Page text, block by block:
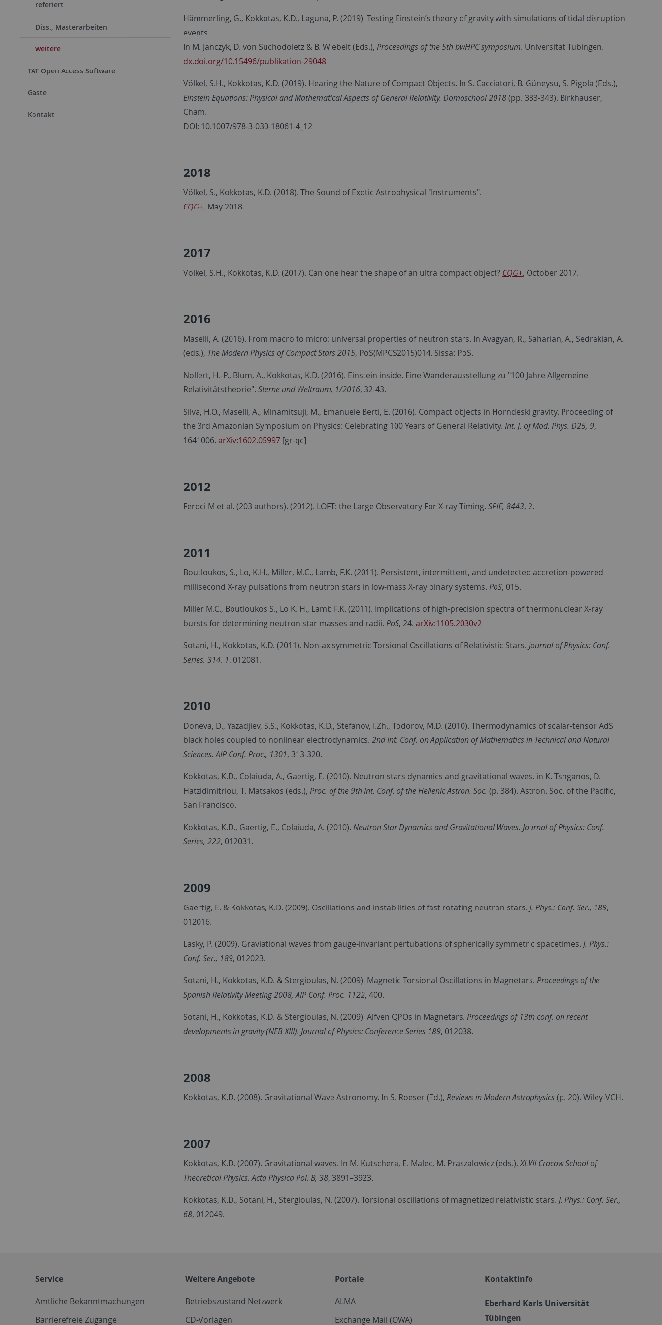
referiert
Diss., Masterarbeiten
weitere
TAT Open Access Software
Gäste
Kontakt
Hämmerling, G., Kokkotas, K.D., Laguna, P. (2019). Testing Einstein’s theory of gravity with simulations of tidal disruption
events.
In M. Janczyk, D. von Suchodoletz & B. Wiebelt (Eds.), Proceedings of the 5th bwHPC symposium. Universität Tübingen.
dx.doi.org/10.15496/publikation-29048
Völkel, S.H., Kokkotas, K.D. (2019). Hearing the Nature of Compact Objects. In S. Cacciatori, B. Güneysu, S. Pigola (Eds.),
Einstein Equations: Physical and Mathematical Aspects of General Relativity. Domoschool 2018(pp. 333-343). Birkhäuser,
Cham.
DOI: 10.1007/978-3-030-18061-4_12
2018
Völkel, S., Kokkotas, K.D. (2018). The Sound of Exotic Astrophysical "Instruments".
CQG+, May 2018.
2017
Völkel, S.H., Kokkotas, K.D. (2017). Can one hear the shape of an ultra compact object? CQG+, October 2017.
2016
Maselli, A. (2016). From macro to micro: universal properties of neutron stars. In Avagyan, R., Saharian, A., Sedrakian, A.
(eds.), The Modern Physics of Compact Stars 2015, PoS(MPCS2015)014. Sissa: PoS.
Nollert, H.-P., Blum, A., Kokkotas, K.D. (2016). Einstein inside. Eine Wanderausstellung zu "100 Jahre Allgemeine
Relativitätstheorie". Sterne und Weltraum, 1/2016, 32-43.
Silva, H.O., Maselli, A., Minamitsuji, M., Emanuele Berti, E. (2016). Compact objects in Horndeski gravity. Proceeding of
the 3rd Amazonian Symposium on Physics: Celebrating 100 Years of General Relativity. Int. J. of Mod. Phys. D25, 9,
1641006. arXiv:1602.05997 [gr-qc]
2012
Feroci M et al. (203 authors). (2012). LOFT: the Large Observatory For X-ray Timing. SPIE, 8443, 2.
2011
Boutloukos, S., Lo, K.H., Miller, M.C., Lamb, F.K. (2011). Persistent, intermittent, and undetected accretion-powered
millisecond X-ray pulsations from neutron stars in low-mass X-ray binary systems. PoS, 015.
Miller M.C., Boutloukos S., Lo K. H., Lamb F.K. (2011). Implications of high-precision spectra of thermonuclear X-ray
bursts for determining neutron star masses and radii. PoS, 24. arXiv:1105.2030v2
Sotani, H., Kokkotas, K.D. (2011). Non-axisymmetric Torsional Oscillations of Relativistic Stars. Journal of Physics: Conf.
Series, 314, 1, 012081.
2010
Doneva, D., Yazadjiev, S.S., Kokkotas, K.D., Stefanov, I.Zh., Todorov, M.D. (2010). Thermodynamics of scalar-tensor AdS
black holes coupled to nonlinear electrodynamics. 2nd Int. Conf. on Application of Mathematics in Technical and Natural
Sciences. AIP Conf. Proc., 1301, 313-320.
Kokkotas, K.D., Colaiuda, A., Gaertig, E. (2010). Neutron stars dynamics and gravitational waves. in K. Tsnganos, D.
Hatzidimitriou, T. Matsakos (eds.), Proc. of the 9th Int. Conf. of the Hellenic Astron. Soc. (p. 384). Astron. Soc. of the Pacific,
San Francisco.
Kokkotas, K.D., Gaertig, E., Colaiuda, A. (2010). Neutron Star Dynamics and Gravitational Waves. Journal of Physics: Conf.
Series, 222, 012031.
2009
Gaertig, E. & Kokkotas, K.D. (2009). Oscillations and instabilities of fast rotating neutron stars. J. Phys.: Conf. Ser., 189,
012016.
Lasky, P. (2009). Graviational waves from gauge-invariant pertubations of spherically symmetric spacetimes. J. Phys.:
Conf. Ser., 189, 012023.
Sotani, H., Kokkotas, K.D. & Stergioulas, N. (2009). Magnetic Torsional Oscillations in Magnetars. Proceedings of the
Spanish Relativity Meeting 2008, AIP Conf. Proc. 1122, 400.
Sotani, H., Kokkotas, K.D. & Stergioulas, N. (2009). Alfven QPOs in Magnetars. Proceedings of 13th conf. on recent
developments in gravity (NEB XIII). Journal of Physics: Conference Series 189, 012038.
2008
Kokkotas, K.D. (2008). Gravitational Wave Astronomy. In S. Roeser (Ed.), Reviews in Modern Astrophysics(p. 20). Wiley-VCH.
2007
Kokkotas, K.D. (2007). Gravitational waves. In M. Kutschera, E. Malec, M. Praszalowicz (eds.),XLVII Cracow School of
Theoretical Physics. Acta Physica Pol. B, 38, 3891–3923.
Kokkotas, K.D., Sotani, H., Stergioulas, N. (2007). Torsional oscillations of magnetized relativistic stars. J. Phys.: Conf. Ser.,
68, 012049.
Service
Amtliche Bekanntmachungen
Barrierefreie Zugänge
Weitere Angebote
Betriebszustand Netzwerk
CD-Vorlagen
Portale
ALMA
Exchange Mail (OWA)
Kontaktinfo
Eberhard Karls Universität
Tübingen